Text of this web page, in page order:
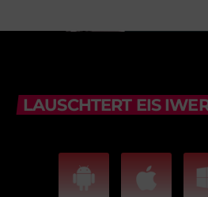
LAUSCHTERT EIS